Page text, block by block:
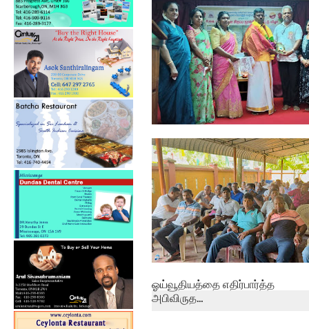
பேத்தாழை பொது நூலகத்தில்
உலக புத்தக...
ஓய்வூதியத்தை எதிர்பார்த்த
அபிவிருத...